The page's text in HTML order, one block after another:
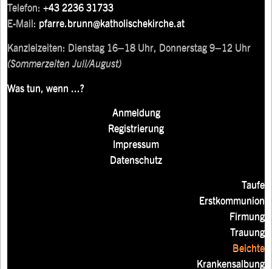
Telefon:+43 2236 31733
E-Mail: pfarre.brunn@katholischekirche.at
Kanzleizeiten: Dienstag 16–18 Uhr, Donnerstag 9–12 Uhr
(Sommerzeiten Juli/August)
Was tun, wenn ...?
Anmeldung
Registrierung
Impressum
Datenschutz
Taufe
Erstkommunion
Firmung
Trauung
Beichte
Krankensalbung